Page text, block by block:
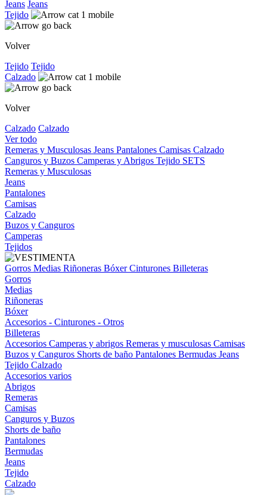
Jeans Jeans
Tejido
Volver
Tejido Tejido
Calzado
Volver
Calzado Calzado
Ver todo
Remeras y Musculosas Jeans Pantalones Camisas Calzado
Canguros y Buzos Camperas y Abrigos Tejido SETS
Remeras y Musculosas
Jeans
Pantalones
Camisas
Calzado
Buzos y Canguros
Camperas
Tejidos
Gorros Medias Riñoneras BóxerCinturones Billeteras
Gorros
Medias
Riñoneras
Bóxer
Accesorios - Cinturones - Otros
Billeteras
Accesorios Camperas y abrigos Remeras y musculosas Camisas
Buzos y Canguros Shorts de baño Pantalones Bermudas Jeans
Tejido Calzado
Accesorios varios
Abrigos
Remeras
Camisas
Canguros y Buzos
Shorts de baño
Pantalones
Bermudas
Jeans
Tejido
Calzado